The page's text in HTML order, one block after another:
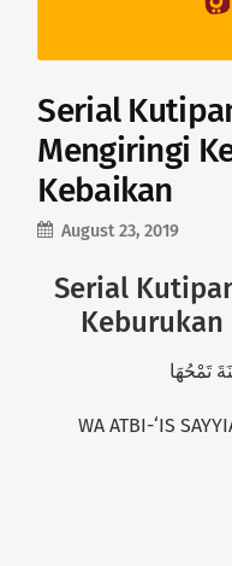
Serial
Mengiringi
Kebaikan
August 23, 2019
Serial
Keburukan
تَمْحُهَا
WA ATBI-‘IS